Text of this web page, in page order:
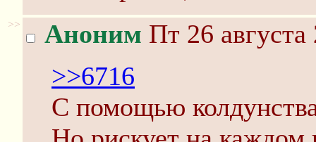
>> Аноним Пт 26
>>6716
С помощью